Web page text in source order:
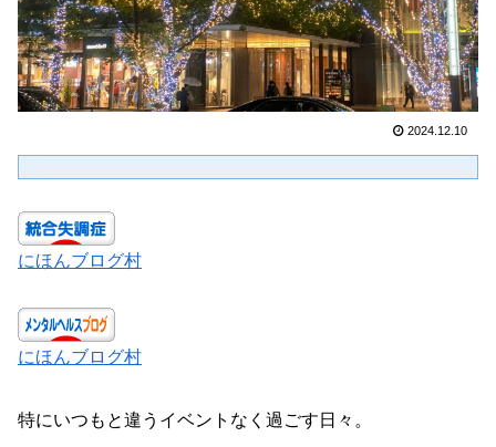
2024.12.10
にほんブログ村
にほんブログ村
特にいつもと違うイベントなく過ごす日々。